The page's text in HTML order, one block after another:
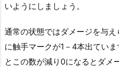
いようにしましょう。
通常の状態ではダメージを与
に触手マークが1－4本出てい
とこの数が減り0になるとダメ